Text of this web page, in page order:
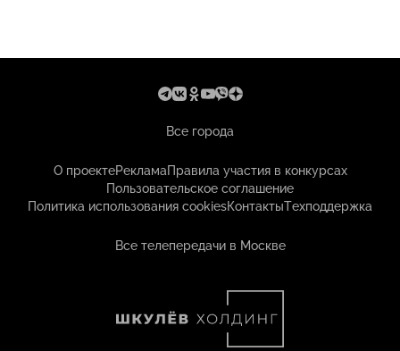
Все города
О проектеРекламаПравила участия в конкурсах
Пользовательское соглашение
Политика использования cookiesКонтактыТехподдержка
Все телепередачи в Москве